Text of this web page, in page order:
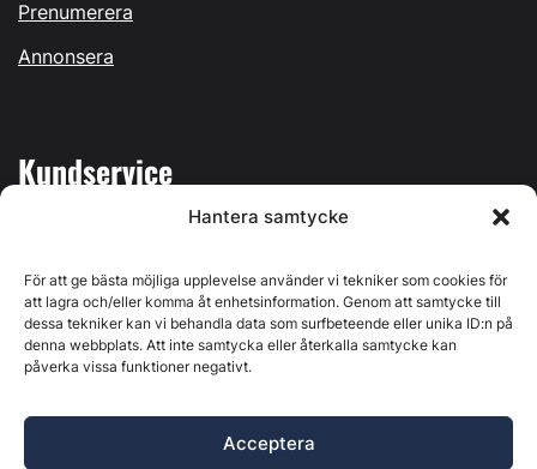
Hantera samtycke
För att ge bästa möjliga upplevelse använder vi tekniker som cookies för
att lagra och/eller komma åt enhetsinformation. Genom att samtycke till
dessa tekniker kan vi behandla data som surfbeteende eller unika ID:n på
denna webbplats. Att inte samtycka eller återkalla samtycke kan
påverka vissa funktioner negativt.
Acceptera
Prenumerera
Annonsera
Kundservice
Kontakta oss
Östernäsvägen 1, 827 32 Ljusdal, org.nr: 556625-6425 -
Ansvarig utgivare: Henrik Ekberg. Innehållet på denna